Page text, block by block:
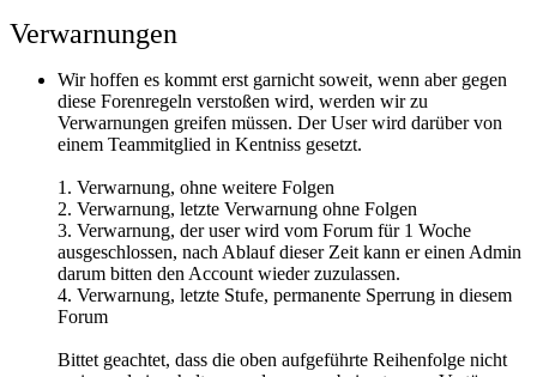
Verwarnungen
Wir hoffen es kommt erst garnicht soweit, wenn aber gegen
diese Forenregeln verstoßen wird, werden wir zu
Verwarnungen greifen müssen. Der User wird darüber von
einem Teammitglied in Kentniss gesetzt.
1. Verwarnung, ohne weitere Folgen
2. Verwarnung, letzte Verwarnung ohne Folgen
3. Verwarnung, der user wird vom Forum für 1 Woche
ausgeschlossen, nach Ablauf dieser Zeit kann er einen Admin
darum bitten den Account wieder zuzulassen.
4. Verwarnung, letzte Stufe, permanente Sperrung in diesem
Forum
Bittet geachtet, dass die oben aufgeführte Reihenfolge nicht